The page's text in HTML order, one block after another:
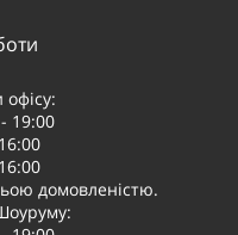
офісу:
19:00
домовленістю.